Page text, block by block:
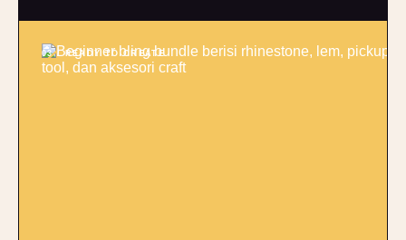
03 / READY TO CREATE